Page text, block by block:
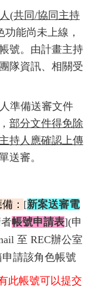
(共同/協同主持
功能尚未上線，
號。 由計畫主持
隊資訊、相關受
準備送審文件
， 部分文件得免除
持人應確認上傳
送審。
： [新案送審電
帳號申請表](申
至 REC辦公室
請該角色帳號
此帳號可以提交